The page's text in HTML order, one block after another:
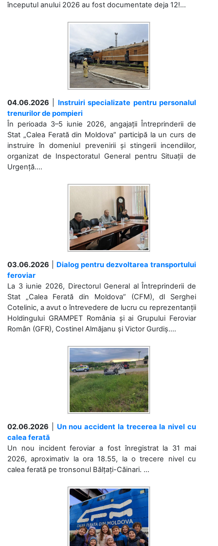
începutul anului 2026 au fost documentate deja 12!...
04.06.2026
Instruiri specializate pentru personalul
trenurilor de pompieri
În perioada 3–5 iunie 2026, angajații Întreprinderii de
Stat „Calea Ferată din Moldova” participă la un curs de
instruire în domeniul prevenirii și stingerii incendiilor,
organizat de Inspectoratul General pentru Situații de
Urgență....
03.06.2026
Dialog pentru dezvoltarea transportului
feroviar
La 3 iunie 2026, Directorul General al Întreprinderii de
Stat „Calea Ferată din Moldova” (CFM), dl Serghei
Cotelinic, a avut o întrevedere de lucru cu reprezentanții
Holdingului GRAMPET România și ai Grupului Feroviar
Român (GFR), Costinel Almăjanu și Victor Gurdiș....
02.06.2026
Un nou accident la trecerea la nivel cu
calea ferată
Un nou incident feroviar a fost înregistrat la 31 mai
2026, aproximativ la ora 18.55, la o trecere nivel cu
calea ferată pe tronsonul Bălțați-Căinari. ...